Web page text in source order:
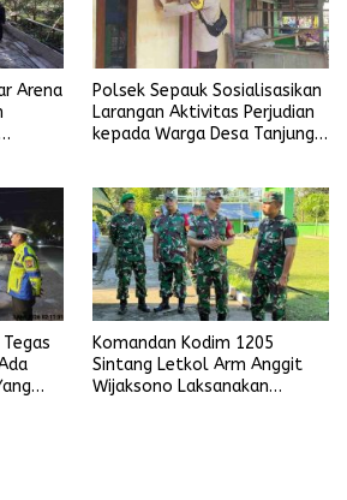
Arena
Polsek Sepauk Sosialisasikan
Larangan Aktivitas Perjudian
kepada Warga Desa Tanjung
Komandan Kodim 1205
Sintang Letkol Arm Anggit
Wijaksono Laksanakan